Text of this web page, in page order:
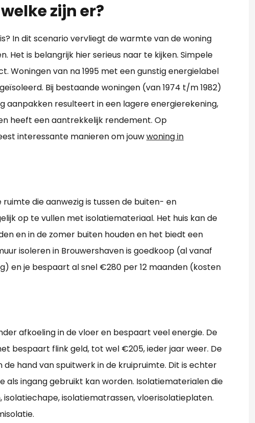
zijn er?
In dit scenario vervliegt de warmte van de woning
Het is belangrijk hier serieus naar te kijken. Simpele
Woningen van na 1995 met een gunstig energielabel
Bij bestaande woningen (van 1974 t/m 1982)
aanpakken resulteert in een lagere energierekening,
heeft een aantrekkelijk rendement. Op
interessante manieren om jouwwoning in
die aanwezig is tussen de buiten- en
op te vullen met isolatiemateriaal. Het huis kan de
en in de zomer buiten houden en het biedt een
isoleren in Brouwershaven is goedkoop (al vanaf
en je bespaart al snel €280 per 12 maanden (kosten
afkoeling in de vloer en bespaart veel energie. De
bespaart flink geld, tot wel €205, ieder jaar weer. De
hand van spuitwerk in de kruipruimte. Dit is echter
als ingang gebruikt kan worden. Isolatiematerialen die
isolatiechape, isolatiematrassen, vloerisolatieplaten.